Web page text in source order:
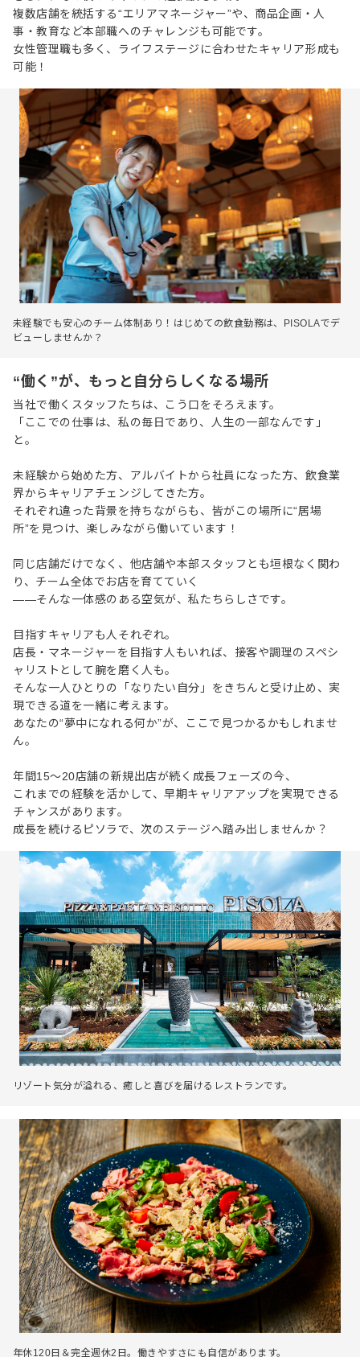
複数店舗を統括する“エリアマネージャー”や、商品企画・人
事・教育など本部職へのチャレンジも可能です。
女性管理職も多く、ライフステージに合わせたキャリア形成も
可能！
未経験でも安心のチーム体制あり！はじめての飲食勤務は、PISOLAでデ
ビューしませんか？
“働く”が、もっと自分らしくなる場所
当社で働くスタッフたちは、こう口をそろえます。
「ここでの仕事は、私の毎日であり、人生の一部なんです」
と。
未経験から始めた方、アルバイトから社員になった方、飲食業
界からキャリアチェンジしてきた方。
それぞれ違った背景を持ちながらも、皆がこの場所に“居場
所”を見つけ、楽しみながら働いています！
同じ店舗だけでなく、他店舗や本部スタッフとも垣根なく関わ
り、チーム全体でお店を育てていく
――そんな一体感のある空気が、私たちらしさです。
目指すキャリアも人それぞれ。
店長・マネージャーを目指す人もいれば、接客や調理のスペシ
ャリストとして腕を磨く人も。
そんな一人ひとりの「なりたい自分」をきちんと受け止め、実
現できる道を一緒に考えます。
あなたの“夢中になれる何か”が、ここで見つかるかもしれませ
ん。
年間15〜20店舗の新規出店が続く成長フェーズの今、
これまでの経験を活かして、早期キャリアアップを実現できる
チャンスがあります。
成長を続けるピソラで、次のステージへ踏み出しませんか？
リゾート気分が溢れる、癒しと喜びを届けるレストランです。
年休120日＆完全週休2日。働きやすさにも自信があります。